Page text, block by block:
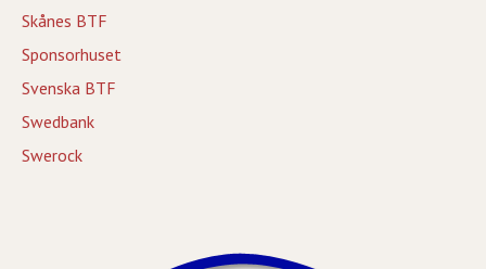
Skånes BTF
Sponsorhuset
Svenska BTF
Swedbank
Swerock